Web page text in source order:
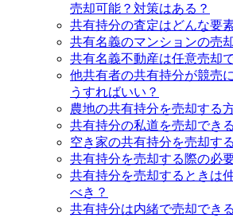
売却可能？対策はある？
共有持分の査定はどんな要
共有名義のマンションの売
共有名義不動産は任意売却
他共有者の共有持分が競売
うすればいい？
農地の共有持分を売却する
共有持分の私道を売却でき
空き家の共有持分を売却す
共有持分を売却する際の必
共有持分を売却するときは
べき？
共有持分は内緒で売却でき